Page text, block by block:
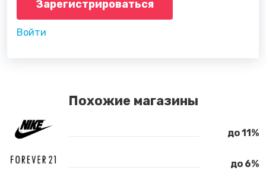
Зарегистрироваться
Войти
Похожие магазины
до 11%
до 6%